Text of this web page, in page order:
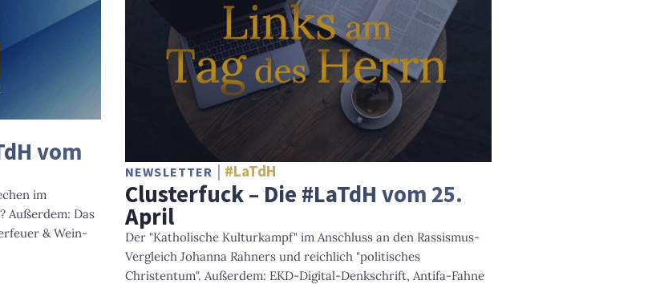
vom
im
Außerdem: Das
& Wein-
NEWSLETTER #LaTdH
Clusterfuck – Die #LaTdH vom 25.
April
Der "Katholische Kulturkampf" im Anschluss an den Rassismus-
Vergleich Johanna Rahners und reichlich "politisches
Christentum". Außerdem: EKD-Digital-Denkschrift, Antifa-Fahne